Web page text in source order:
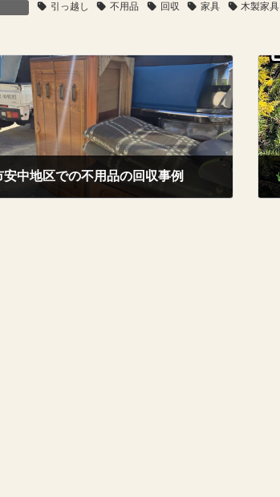
引っ越し 不用品 回収 家具 木製家具
安中地区での不用品の回収事例